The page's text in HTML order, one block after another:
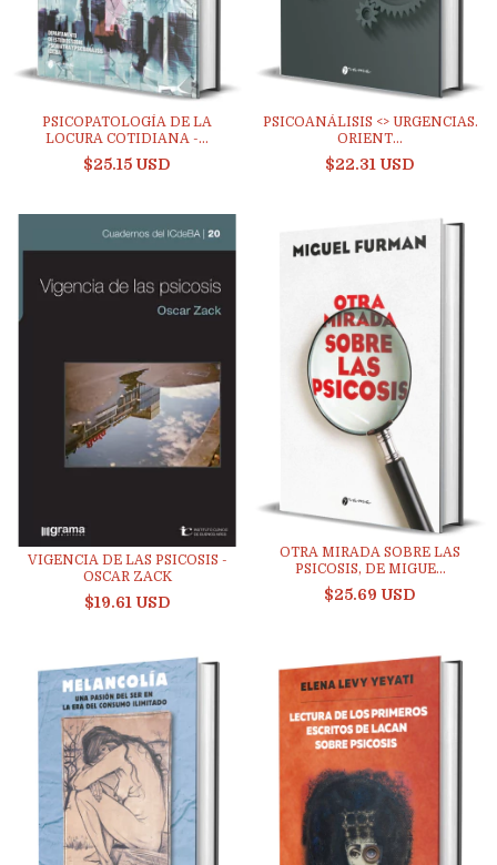
PSICOPATOLOGÍA DE LA
LOCURA COTIDIANA -...
$25.15 USD
PSICOANÁLISIS <> URGENCIAS.
ORIENT...
$22.31 USD
VIGENCIA DE LAS PSICOSIS -
OSCAR ZACK
$19.61 USD
OTRA MIRADA SOBRE LAS
PSICOSIS, DE MIGUE...
$25.69 USD